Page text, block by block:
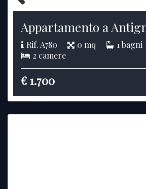
Previous
Appartamento a
Rif. A780 0 mq
1 bagni
2 camere
€ 1.700